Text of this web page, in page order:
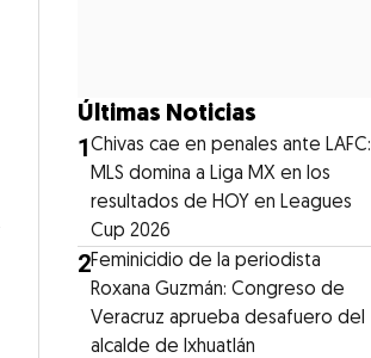
Últimas Noticias
1Chivas cae en penales ante LAFC:
MLS domina a Liga MX en los
resultados de HOY en Leagues
Cup 2026
2Feminicidio de la periodista
Roxana Guzmán: Congreso de
Veracruz aprueba desafuero del
alcalde de Ixhuatlán